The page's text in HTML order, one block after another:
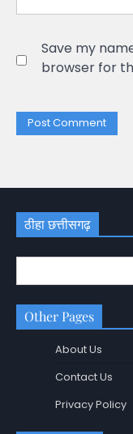
Save my
browser for
ठीहा छत्तीसगढ़
Other Pages
About Us
Contact Us
Privacy Policy